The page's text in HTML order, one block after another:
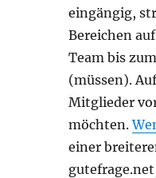
eingängig,
Bereichen
Team bis
(müssen).
Mitglieder
möchten.
einer